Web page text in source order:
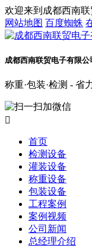
欢迎来到成都西南联
网站地图 百度蜘蛛
成都西南联贸电子有限公
称重·包装·检测 - 省

首页
检测设备
灌装设备
称重设备
包装设备
工程案例
案例视频
公司新闻
总经理介绍